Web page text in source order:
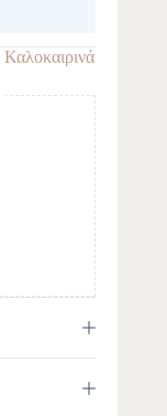
Καλοκαιρινά